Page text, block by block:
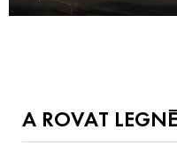
A ROVAT